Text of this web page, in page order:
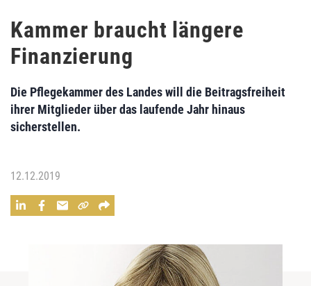
Kammer braucht längere
Finanzierung
Die Pflegekammer des Landes will die Beitragsfreiheit
ihrer Mitglieder über das laufende Jahr hinaus
sicherstellen.
12.12.2019